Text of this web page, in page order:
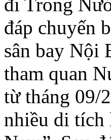
đi Trong
đáp chuyến
sân bay Nội
tham quan
từ tháng 09/
nhiều di tích